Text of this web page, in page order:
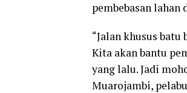
pembebasan lahan
“Jalan khusus
Kita akan bantu
yang lalu. Jadi
Muarojambi,